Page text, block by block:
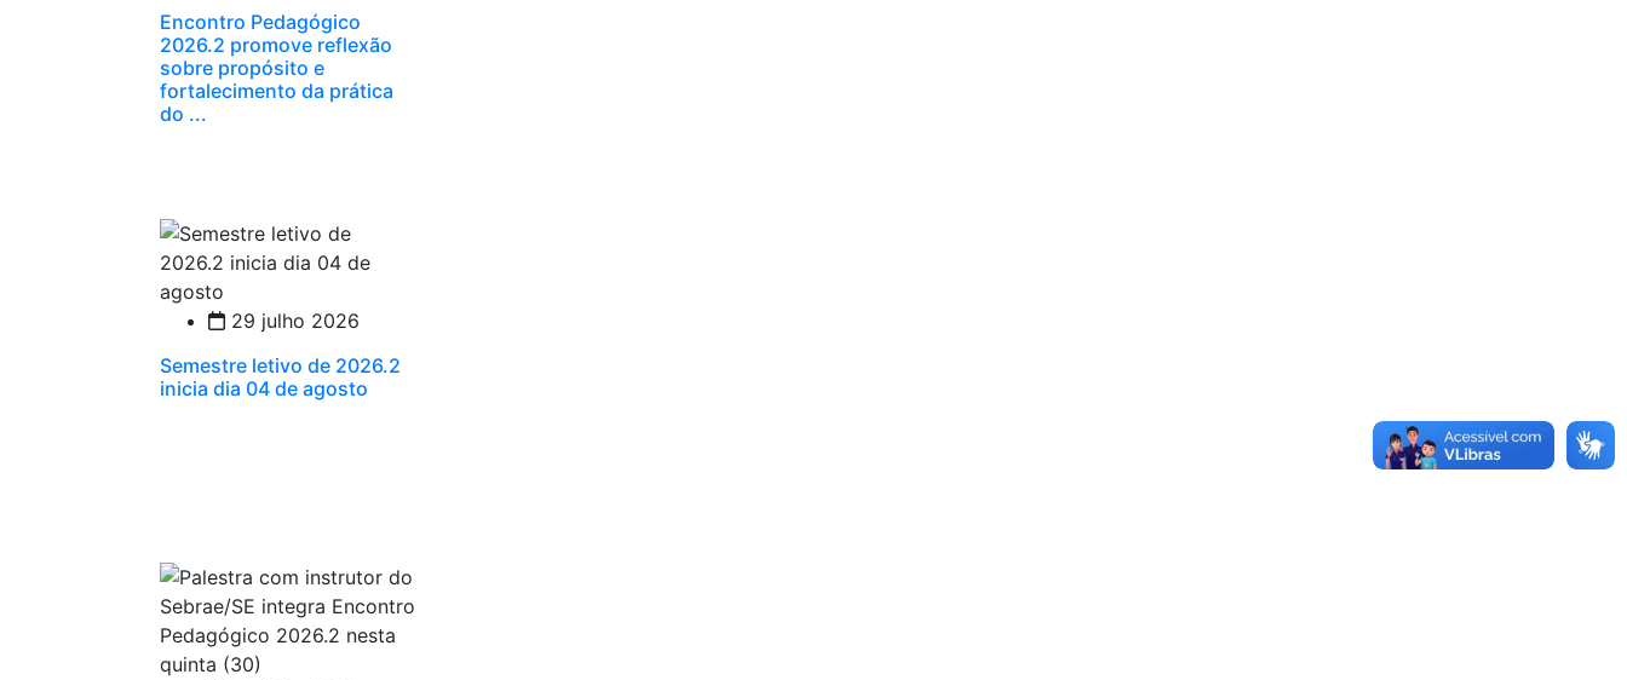
Encontro Pedagógico
2026.2 promove reflexão
sobre propósito e
fortalecimento da prática
do ...
29 julho 2026
Semestre letivo de 2026.2
inicia dia 04 de agosto